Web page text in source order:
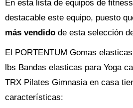
En esta lista de equipos de
destacable este equipo, puesto
más vendido de esta selección
El PORTENTUM Gomas
lbs Bandas elasticas para Yoga
TRX Pilates Gimnasia en casa
características: